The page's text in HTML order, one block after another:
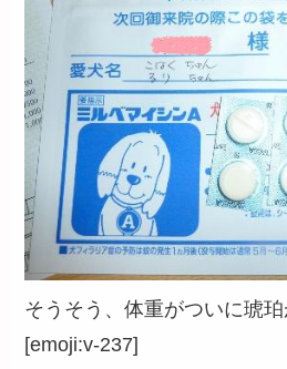
そうそう、体重がついに琥
[emoji:v-237]